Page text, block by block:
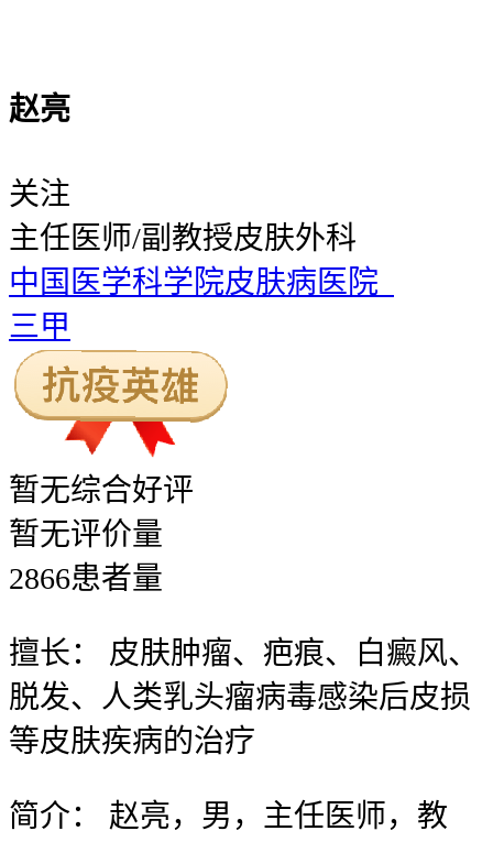
赵亮
关注
主任医师/副教授皮肤外科
中国医学科学院皮肤病医院
三甲
暂无综合好评
暂无评价量
2866患者量
擅长：
皮肤肿瘤、疤痕、白癜风、
脱发、人类乳头瘤病毒感染后皮损
等皮肤疾病的治疗
简介：
赵亮，男，主任医师，教